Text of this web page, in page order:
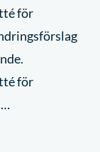
för
för
…